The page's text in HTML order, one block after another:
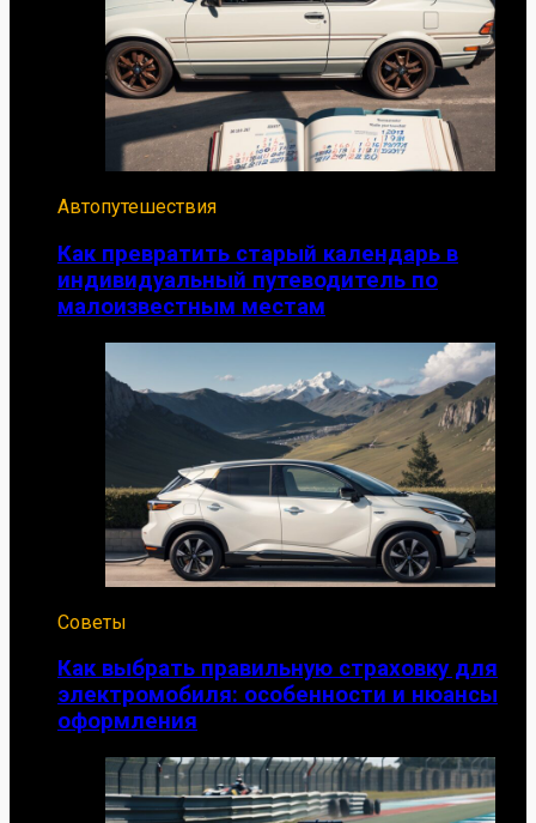
Автопутешествия
Как превратить старый календарь в
индивидуальный путеводитель по
малоизвестным местам
Советы
Как выбрать правильную страховку для
электромобиля: особенности и нюансы
оформления